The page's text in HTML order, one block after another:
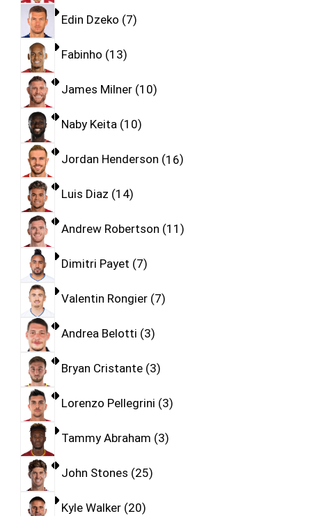
Edin Dzeko 7
Fabinho 13
James Milner 10
Naby Keita 10
Jordan Henderson 16
Luis Diaz 14
Andrew Robertson 11
Dimitri Payet 7
Valentin Rongier 7
Andrea Belotti 3
Bryan Cristante 3
Lorenzo Pellegrini 3
Tammy Abraham 3
John Stones 25
Kyle Walker 20